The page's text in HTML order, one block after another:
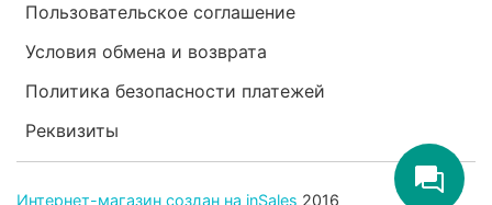
Пользовательское соглашение
Условия обмена и возврата
Политика безопасности платежей
Реквизиты
Интернет-магазин создан на inSales 2016